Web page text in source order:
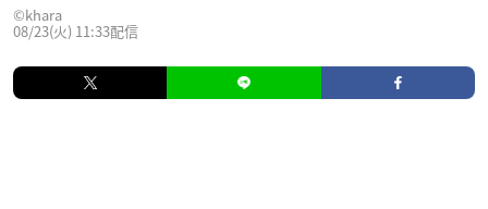
©khara
08/23(火) 11:33配信